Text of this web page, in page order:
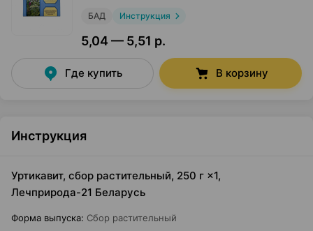
БАД Инструкция
5,04 — 5,51 р.
Где купить В корзину
Инструкция
Уртикавит, сбор растительный, 250 г ×1,
Лечприрода-21 Беларусь
Форма выпуска: Сбор растительный